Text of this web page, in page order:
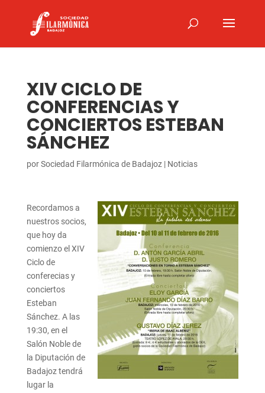
XIV CICLO DE
CONFERENCIAS Y
CONCIERTOS ESTEBAN
SÁNCHEZ
porSociedad Filarmónica de Badajoz| Noticias
Recordamos a
nuestros socios,
que hoy da
comienzo el XIV
Ciclo de
conferecias y
conciertos
Esteban
Sánchez. A las
19:30, en el
Salón Noble de
la Diputación de
Badajoz tendrá
lugar la